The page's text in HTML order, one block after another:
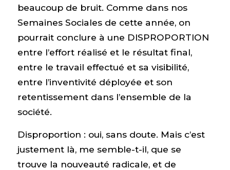
beaucoup de bruit. Comme dans nos
Semaines Sociales de cette année, on
pourrait conclure à une DISPROPORTION
entre l’effort réalisé et le résultat final,
entre le travail effectué et sa visibilité,
entre l’inventivité déployée et son
retentissement dans l’ensemble de la
société.
Disproportion : oui, sans doute. Mais c’est
justement là, me semble-t-il, que se
trouve la nouveauté radicale, et de